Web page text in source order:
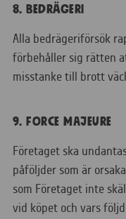
8. BEDRÄGERI
Alla bedrägeriförsök
förbehåller sig rätten
misstanke till brott
9. FORCE MAJEURE
Företaget ska
påföljder som är
som Företaget inte
vid köpet och vars